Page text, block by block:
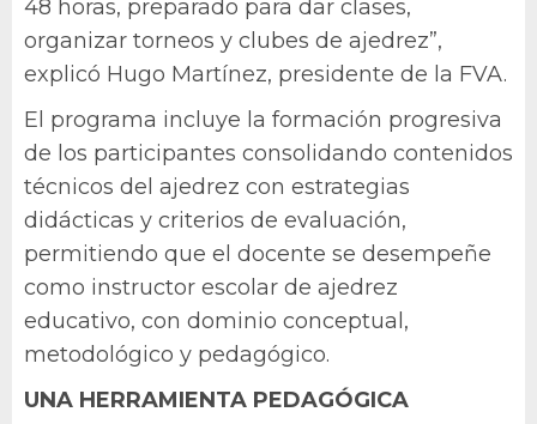
48 horas, preparado para dar clases,
organizar torneos y clubes de ajedrez”,
explicó Hugo Martínez, presidente de la FVA.
El programa incluye la formación progresiva
de los participantes consolidando contenidos
técnicos del ajedrez con estrategias
didácticas y criterios de evaluación,
permitiendo que el docente se desempeñe
como instructor escolar de ajedrez
educativo, con dominio conceptual,
metodológico y pedagógico.
UNA HERRAMIENTA PEDAGÓGICA